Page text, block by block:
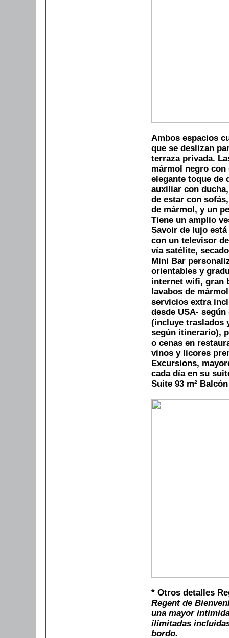
Ambos espacios
que se deslizan
terraza privada.
mármol negro con
elegante toque de
auxiliar con
de estar con
de mármol, y un
Tiene un amplio
Savoir de lujo
con un televisor
vía satélite,
Mini Bar
orientables y
internet wifi, gran
lavabos de
servicios extra
desde USA-
(incluye traslados
según itinerario),
o cenas en
vinos y licores
Excursions,
cada día en su
Suite 93 m² Balcón
* Otros detalles
Regent de
una mayor
ilimitadas
bordo.